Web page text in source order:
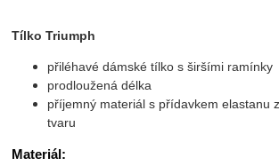
Tílko Triumph
přiléhavé dámské tílko s širšími ramínky
prodloužená délka
příjemný materiál s přídavkem elastanu
tvaru
Materiál: